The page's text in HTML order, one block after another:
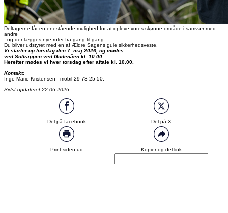
Deltagerne får en enestående mulighed for at opleve vores skønne område i samvær med
andre
- og der lægges nye ruter fra gang til gang.
Du bliver udstyret med en af Ældre Sagens gule sikkerhedsveste.
Vi starter op torsdag den 7. maj 2026, og mødes
ved Soltrappen ved Gudenåen kl. 10.00.
Herefter mødes vi hver torsdag efter aftale kl. 10.00.
Kontakt:
Inge Marie Kristensen - mobil 29 73 25 50.
Sidst opdateret 22.06.2026
Del på facebook Del på X
Print siden ud Kopier og del link